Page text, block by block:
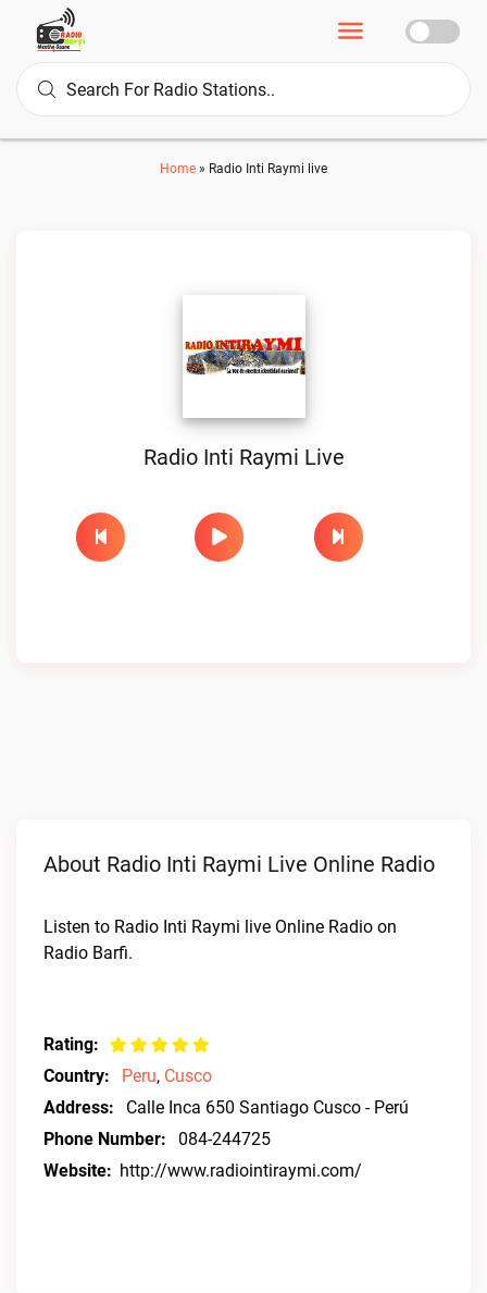
Home » Radio Inti Raymi live
Radio Inti Raymi Live
About Radio Inti Raymi Live Online Radio
Listen to Radio Inti Raymi live Online Radio on
Radio Barfi.
Rating:
Country:
Peru, Cusco
Address:
Calle Inca 650 Santiago Cusco - Perú
Phone Number:
084-244725
Website: http://www.radiointiraymi.com/